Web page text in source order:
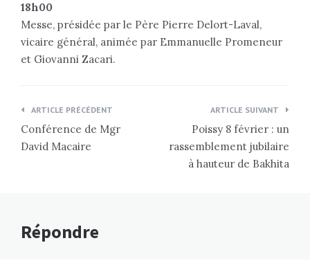
18h00
Messe, présidée par le Père Pierre Delort-Laval,
vicaire général, animée par Emmanuelle Promeneur
et Giovanni Zacari.
Navigation
de
l’article
ARTICLE PRÉCÉDENT
Conférence de Mgr
David Macaire
ARTICLE SUIVANT
Poissy 8 février : un
rassemblement jubilaire
à hauteur de Bakhita
Répondre